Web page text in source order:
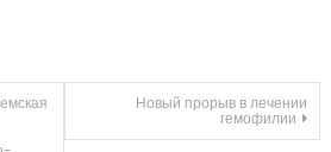
Новый прорыв в лечении
гемофилии